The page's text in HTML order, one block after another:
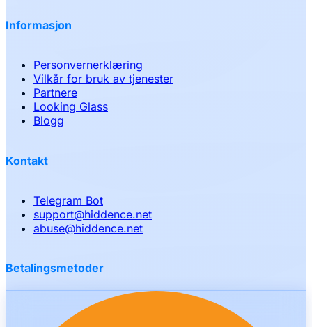
Informasjon
Personvernerklæring
Vilkår for bruk av tjenester
Partnere
Looking Glass
Blogg
Kontakt
Telegram Bot
support@hiddence.net
abuse@hiddence.net
Betalingsmetoder